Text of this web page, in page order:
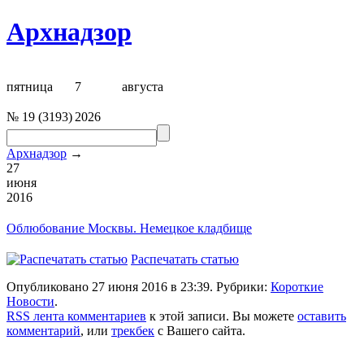
Архнадзор
пятница 7 августа
№ 19 (3193) 2026
Архнадзор →
27
июня
2016
Облюбование Москвы. Немецкое кладбище
Распечатать статью
Опубликовано 27 июня 2016 в 23:39. Рубрики: Короткие
Новости.
RSS лента комментариев к этой записи. Вы можете оставить
комментарий, или трекбек с Вашего сайта.